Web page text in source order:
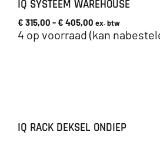
IQ SYSTEEM WAREHOUSE
€ 315,00 -€ 405,00 Prijsklasse:
€ 315,00
tot
ex. btw
4 op voorraad (kan
IQ RACK DEKSEL ONDIEP